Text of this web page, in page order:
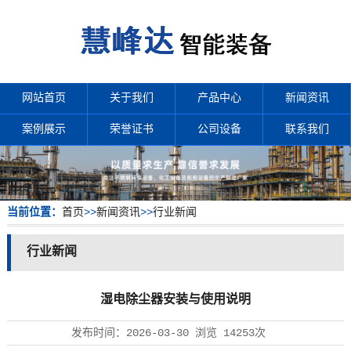
网站首页 关于我们 产品中心 新闻资讯
案例展示 荣誉证书 公司设备 联系我们
当前位置： 首页>>新闻资讯>>行业新闻
行业新闻
湿电除尘器安装与使用说明
发布时间： 2026-03-30浏览 14253次